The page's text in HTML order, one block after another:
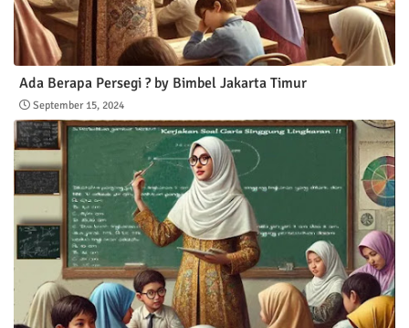
Ada Berapa Persegi ? by Bimbel Jakarta Timur
September 15, 2024